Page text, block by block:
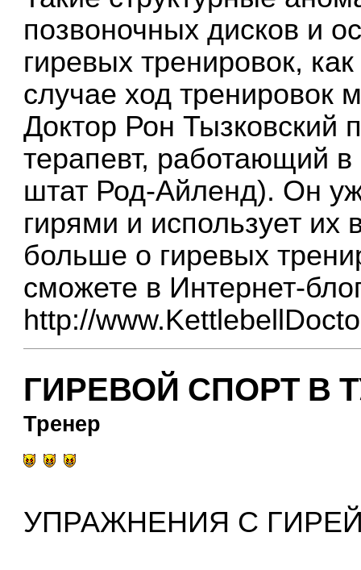
позвоночных дисков и
гиревых тренировок,
случае ход тренировок
Доктор Рон Тызковский
терапевт, работающий
штат Род-Айленд). Он
гирями и использует их
больше о гиревых
сможете в Интернет-
http://
ГИРЕВОЙ СПОРТ В
Тренер
УПРАЖНЕНИЯ С